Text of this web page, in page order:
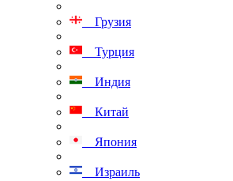
Грузия
Турция
Индия
Китай
Япония
Израиль